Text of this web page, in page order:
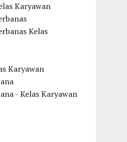
Karyawan
Kelas
Karyawan
- Kelas Karyawan